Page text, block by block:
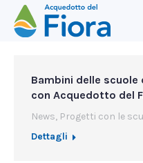
Bambini delle
con Acquedotto del
News, Progetti con le
Dettagli